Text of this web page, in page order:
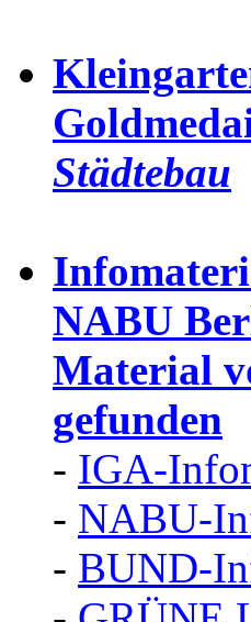
Städtebau
NABU
Material
gefunden
- IGA-
- NABU-
- BUND-